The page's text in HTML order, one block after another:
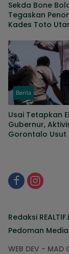
Sekda Bone
Tegaskan
Kades Toto
Keputusan
Berita
Usai Tetapkan
Gubernur,
Gorontalo Usut
Redaksi
Pedoman
WEB DEV - MAD